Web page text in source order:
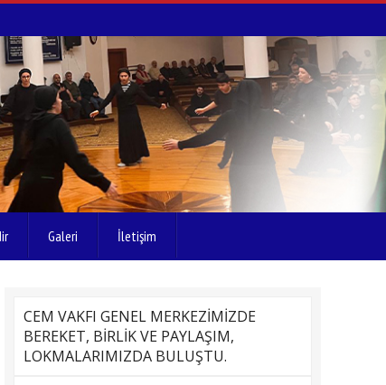
Galeri İletişim
CEM VAKFI GENEL MERKEZİMİZDE
BEREKET, BİRLİK VE PAYLAŞIM,
LOKMALARIMIZDA BULUŞTU.